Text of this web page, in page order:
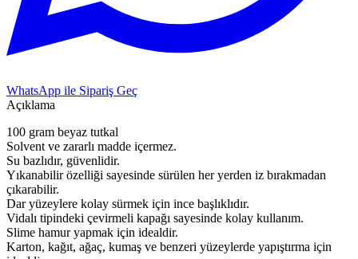
WhatsApp ile Sipariş Geç
Açıklama
100 gram beyaz tutkal
Solvent ve zararlı madde içermez.
Su bazlıdır, güvenlidir.
Yıkanabilir özelliği sayesinde sürülen her yerden iz bırakmadan
çıkarabilir.
Dar yüzeylere kolay sürmek için ince başlıklıdır.
Vidalı tipindeki çevirmeli kapağı sayesinde kolay kullanım.
Slime hamur yapmak için idealdir.
Karton, kağıt, ağaç, kumaş ve benzeri yüzeylerde yapıştırma için